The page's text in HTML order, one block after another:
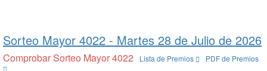
Sorteo Mayor 4022 - Martes 28 de Julio de 2026
Comprobar Sorteo Mayor 4022 Lista de Premios PDF de Premios